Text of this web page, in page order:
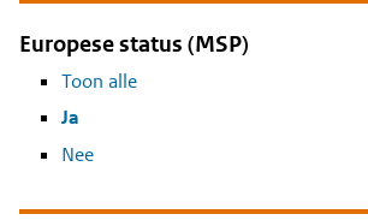
Europese status (MSP)
Toon alle
Ja
Nee